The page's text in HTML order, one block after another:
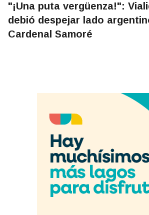
"¡Una puta vergüenza!":
debió despejar lado
Cardenal Samoré